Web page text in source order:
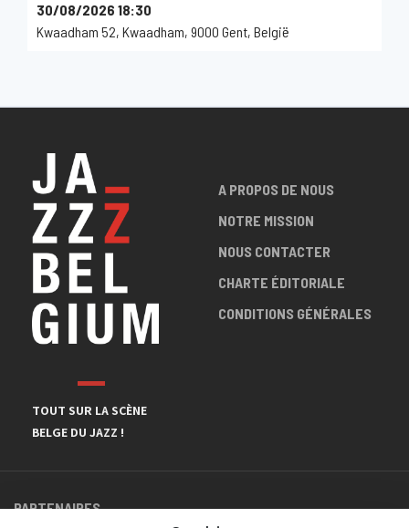
30/08/2026 18:30
Kwaadham 52, Kwaadham, 9000 Gent, België
TOUT SUR LA SCÈNE
BELGE DU JAZZ !
A PROPOS DE NOUS
NOTRE MISSION
NOUS CONTACTER
CHARTE ÉDITORIALE
CONDITIONS GÉNÉRALES
PARTENAIRES